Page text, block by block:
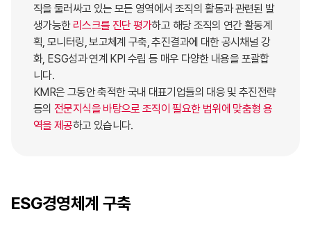
직을 둘러싸고 있는 모든 영역에서 조직의 활동과 관련된 발
생가능한 리스크를 진단 평가하고 해당 조직의 연간 활동계
획, 모니터링, 보고체계 구축, 추진결과에 대한 공시채널 강
화, ESG성과 연계 KPI 수립 등 매우 다양한 내용을 포괄합
니다.
KMR은 그동안 축적한 국내 대표기업들의 대응 및 추진전략
등의전문지식을 바탕으로 조직이 필요한 범위에 맞춤형 용
역을 제공하고 있습니다.
ESG경영체계 구축